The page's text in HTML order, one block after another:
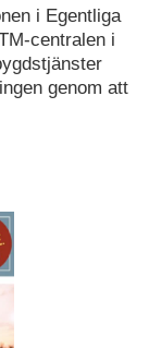
i Egentliga
centralen i
genom att